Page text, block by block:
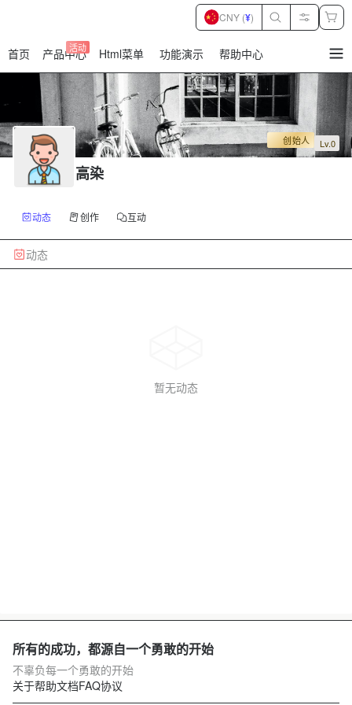
首页 产品中心
活动 Html菜单 功能演示 帮助中心
CNY (¥)
创始人 Lv.0
高染
动态 创作 互动
动态
暂无动态
所有的成功，都源自一个勇敢的开始
不辜负每一个勇敢的开始
关于帮助文档FAQ协议